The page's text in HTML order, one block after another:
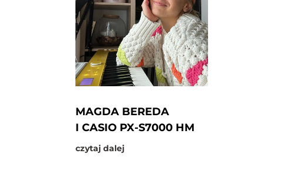
MAGDA BEREDA
I CASIO PX-S7000 HM
czytaj dalej